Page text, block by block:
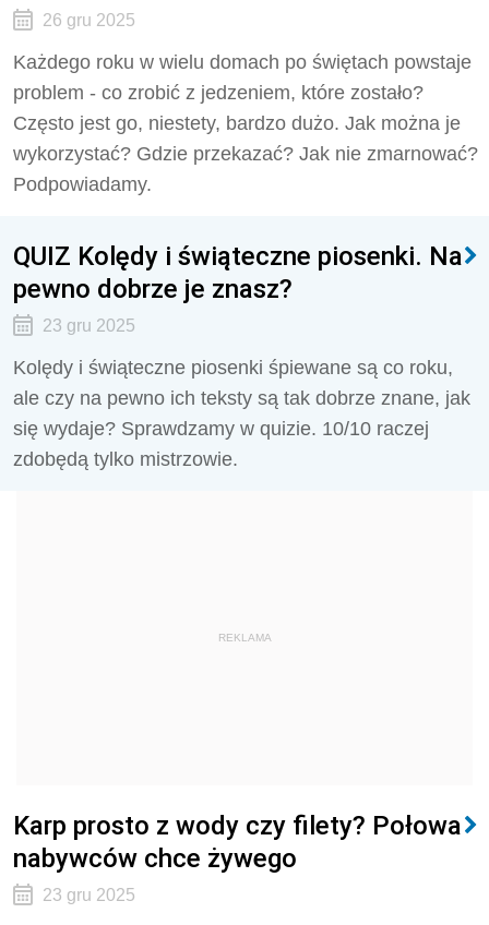
26 gru 2025
Każdego roku w wielu domach po świętach powstaje
problem - co zrobić z jedzeniem, które zostało?
Często jest go, niestety, bardzo dużo. Jak można je
wykorzystać? Gdzie przekazać? Jak nie zmarnować?
Podpowiadamy.
QUIZ Kolędy i świąteczne piosenki. Na
pewno dobrze je znasz?
23 gru 2025
Kolędy i świąteczne piosenki śpiewane są co roku,
ale czy na pewno ich teksty są tak dobrze znane, jak
się wydaje? Sprawdzamy w quizie. 10/10 raczej
zdobędą tylko mistrzowie.
REKLAMA
Karp prosto z wody czy filety? Połowa
nabywców chce żywego
23 gru 2025